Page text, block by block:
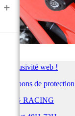
+
Exclusivité web !
Tampons de
R&G RACING